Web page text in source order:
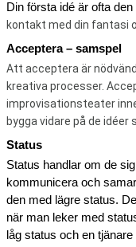
Din första idé är ofta den
kontakt med din fantasi
Acceptera – samspel
Att acceptera är
kreativa processer.
improvisationsteater
bygga vidare på de idéer
Status
Status handlar om de
kommunicera och
den med lägre status.
när man leker med
låg status och en